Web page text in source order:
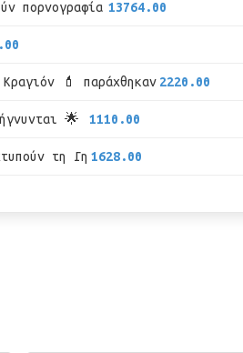
πορνογραφία 13764.00
Κραγιόν 💄 παράχθηκαν 2220.00
🌟 1110.00
τη Γη 1628.00